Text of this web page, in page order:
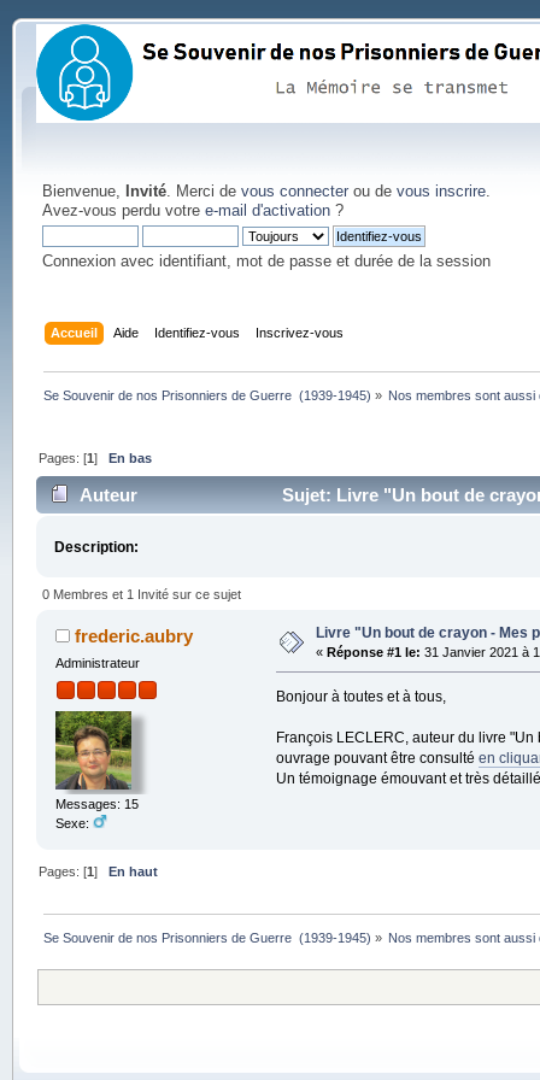
Bienvenue, Invité. Merci de vous connecterou de vous inscrire.
Avez-vous perdu votre e-mail d'activation?
Connexion avec identifiant, mot de passe et durée de la session
Accueil Aide Identifiez-vous Inscrivez-vous
Se Souvenir de nos Prisonniers de Guerre  (1939-1945) » Nos membres sont aussi
Pages: [1]En bas
Auteur Sujet: Livre "Un bout de
Description:
0 Membres et 1 Invité sur ce sujet
frederic.aubry
Administrateur
Messages: 15
Sexe:
Livre "Un bout de crayon - Mes
« Réponse #1 le: 31 Janvier 2021 à
Bonjour à toutes et à tous,
François LECLERC, auteur du livre
ouvrage pouvant être consultéen
Un témoignage émouvant et très
Pages: [1]En haut
Se Souvenir de nos Prisonniers de Guerre  (1939-1945) » Nos membres sont aussi